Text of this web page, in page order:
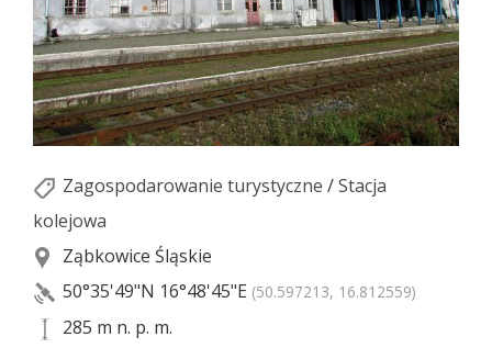
Zagospodarowanie turystyczne /Stacja
kolejowa
Ząbkowice Śląskie
50°35'49"N 16°48'45"E (50.597213, 16.812559)
285 m n. p. m.